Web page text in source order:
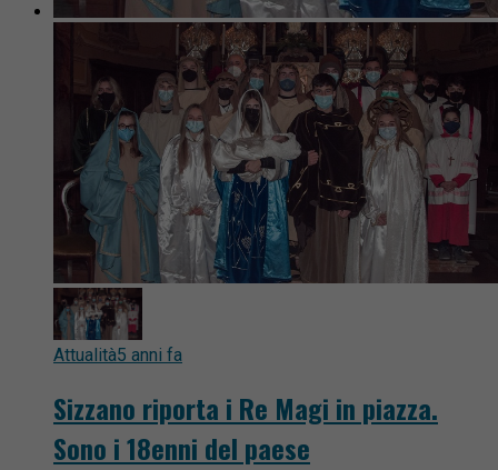
Attualità5 anni fa
Sizzano riporta i Re Magi in piazza.
Sono i 18enni del paese